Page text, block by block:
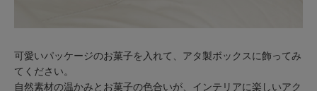
可愛いパッケージのお菓子を入れて、アタ製ボックスに飾ってみ
てください。
自然素材の温かみとお菓子の色合いが、インテリアに楽しいアク